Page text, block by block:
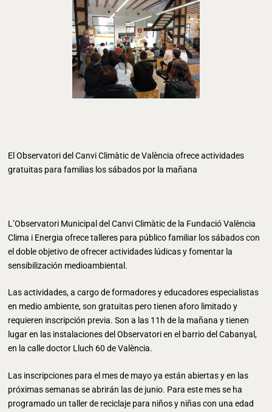
El Observatori del Canvi Climàtic de València ofrece actividades
gratuitas para familias los sábados por la mañana
L’Observatori Municipal del Canvi Climàtic de la Fundació València
Clima i Energia ofrece talleres para público familiar los sábados con
el doble objetivo de ofrecer actividades lúdicas y fomentar la
sensibilización medioambiental.
Las actividades, a cargo de formadores y educadores especialistas
en medio ambiente, son gratuitas pero tienen aforo limitado y
requieren inscripción previa. Son a las 11h de la mañana y tienen
lugar en las instalaciones del Observatori en el barrio del Cabanyal,
en la calle doctor Lluch 60 de València.
Las inscripciones para el mes de mayo ya están abiertas y en las
próximas semanas se abrirán las de junio. Para este mes se ha
programado un taller de reciclaje para niños y niñas con una edad